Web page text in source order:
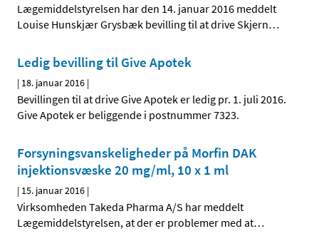
Lægemiddelstyrelsen har den 14. januar 2016 meddelt
Louise Hunskjær Grysbæk bevilling til at drive Skjern…
Ledig bevilling til Give Apotek
| 18. januar 2016 |
Bevillingen til at drive Give Apotek er ledig pr. 1. juli 2016.
Give Apotek er beliggende i postnummer 7323.
Forsyningsvanskeligheder på Morfin DAK
injektionsvæske 20 mg/ml, 10 x 1 ml
| 15. januar 2016 |
Virksomheden Takeda Pharma A/S har meddelt
Lægemiddelstyrelsen, at der er problemer med at…